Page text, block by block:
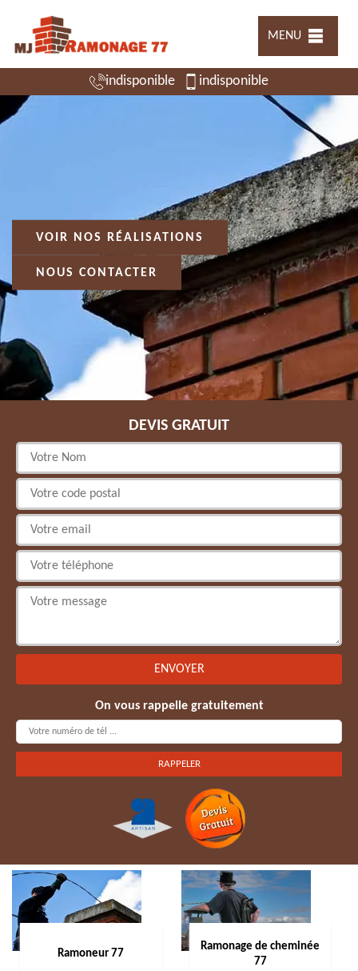
MENU
indisponible indisponible
VOIR NOS RÉALISATIONS
NOUS CONTACTER
DEVIS GRATUIT
On vous rappelle gratuitement
Ramoneur 77
Ramonage de cheminée
77